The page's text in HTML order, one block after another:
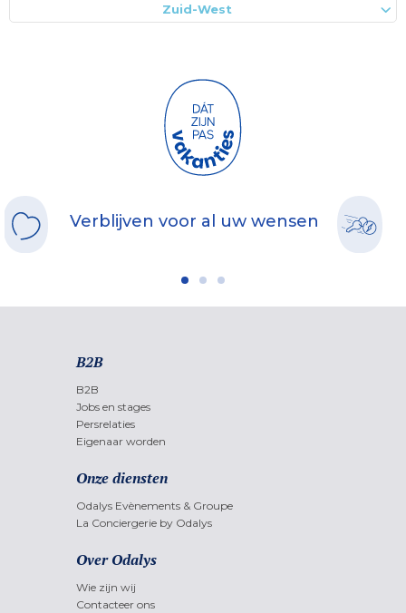
Zuid-West
Verblijven voor al uw wensen
B2B
B2B
Jobs en stages
Persrelaties
Eigenaar worden
Onze diensten
Odalys Evènements & Groupe
La Conciergerie by Odalys
Over Odalys
Wie zijn wij
Contacteer ons